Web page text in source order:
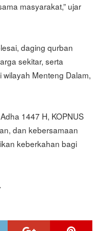
masyarakat,” ujar
daging qurban
sekitar, serta
Menteng Dalam,
1447 H, KOPNUS
dan kebersamaan
keberkahan bagi